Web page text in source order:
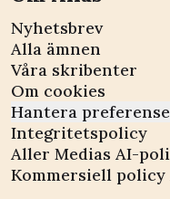
Nyhetsbrev
Alla ämnen
Våra skribenter
Om cookies
Hantera
Integritetspolicy
Aller Medias AI-
Kommersiell policy